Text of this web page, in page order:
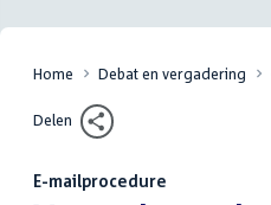
Home Debat en vergadering
Delen
E-mailprocedure